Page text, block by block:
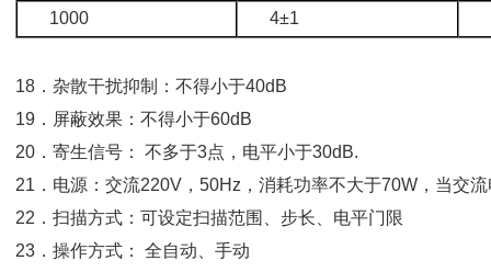
1000
4±1
18．杂散干扰抑制：不得小于40dB
19．屏蔽效果：不得小于60dB
20．寄生信号： 不多于3点，电平小于30dB.
21．电源：交流220V，50Hz，消耗功率不大于70W，当交
22．扫描方式：可设定扫描范围、步长、电平门限
23．操作方式： 全自动、手动